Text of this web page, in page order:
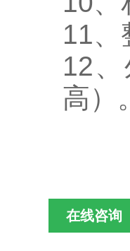
11
12
高）
在线咨询